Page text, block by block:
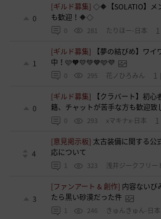
0
[ギルド募集]◇🔶【SOLATIO】メ
も歓迎！🔶◇
0 281 たりほー-日本
1
[ギルド募集]
【夢の結びめ】ワ
中！🩷🧡💛💚💙🩵💜
0 295 花ノひろみん 1
0
[ギルド募集]
【クラバート】初
籍、チャットが苦手な方も歓迎致
0 293 xマキナx-日本
4
[意見掲示板] 太古装備に関する公
応について
1 323 浅井ジークフリー
3
[ファンアート & 創作] 内容ないび
たら黒い砂漠だった件
1 246 きゅんきゅん-日本